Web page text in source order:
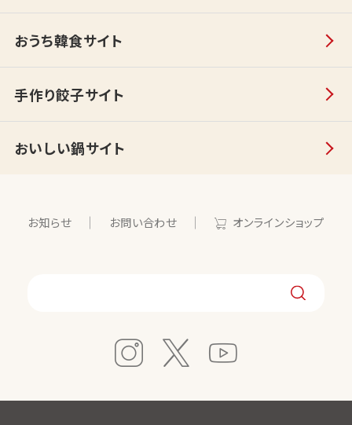
おうち韓食サイト
手作り餃子サイト
おいしい鍋サイト
お知らせ お問い合わせ オンラインショップ